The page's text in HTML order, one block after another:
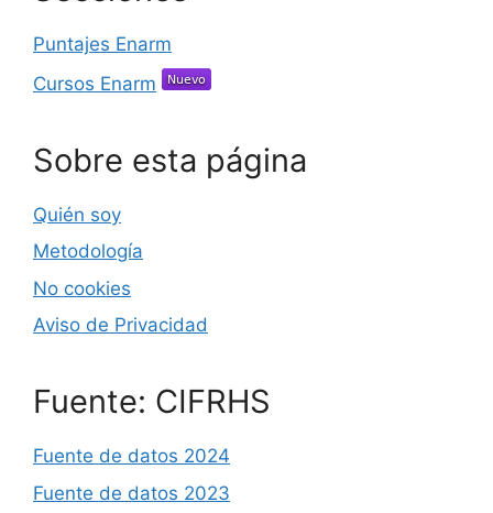
Puntajes Enarm
Cursos Enarm
Sobre esta página
Quién soy
Metodología
No cookies
Aviso de Privacidad
Fuente: CIFRHS
Fuente de datos 2024
Fuente de datos 2023